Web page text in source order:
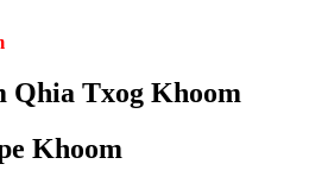
Qhia Txog Khoom
Khoom